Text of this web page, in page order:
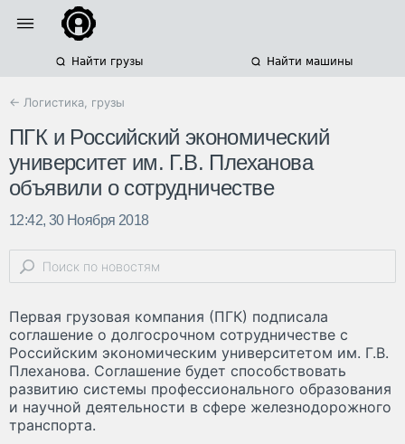
Найти грузы Найти машины
← Логистика, грузы
ПГК и Российский экономический
университет им. Г.В. Плеханова
объявили о сотрудничестве
12:42, 30 Ноября 2018
Первая грузовая компания (ПГК) подписала
соглашение о долгосрочном сотрудничестве с
Российским экономическим университетом им. Г.В.
Плеханова. Соглашение будет способствовать
развитию системы профессионального образования
и научной деятельности в сфере железнодорожного
транспорта.